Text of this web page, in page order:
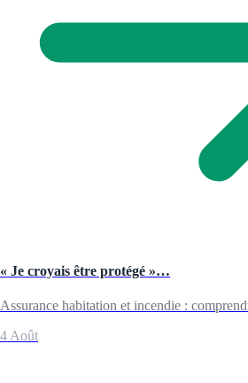
« Je croyais être protégé »…
Assurance habitation et incendie :
4 Août